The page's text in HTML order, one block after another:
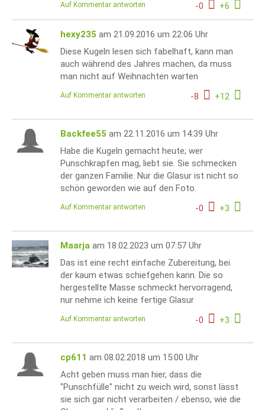
-0 +6
Auf Kommentar antworten
hexy235 am 21.09.2016 um 22:06 Uhr
Diese Kugeln lesen sich fabelhaft, kann man
auch während des Jahres machen, da muss
man nicht auf Weihnachten warten
-8 +12
Auf Kommentar antworten
Backfee55 am 22.11.2016 um 14:39 Uhr
Habe die Kugeln gemacht heute; wer
Punschkrapfen mag, liebt sie. Sie schmecken
der ganzen Familie. Nur die Glasur ist nicht so
schön geworden wie auf den Foto.
-0 +3
Auf Kommentar antworten
Maarja am 18.02.2023 um 07:57 Uhr
Das ist eine recht einfache Zubereitung, bei
der kaum etwas schiefgehen kann. Die so
hergestellte Masse schmeckt hervorragend,
nur nehme ich keine fertige Glasur
-0 +3
Auf Kommentar antworten
cp611 am 08.02.2018 um 15:00 Uhr
Acht geben muss man hier, dass die
"Punschfülle" nicht zu weich wird, sonst lässt
sie sich gar nicht verarbeiten / ebenso, wie die